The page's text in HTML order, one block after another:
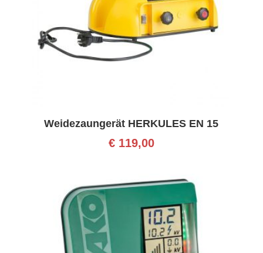
Weidezaungerät HERKULES EN 15
€119,00